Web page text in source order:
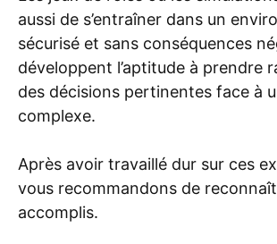
aussi de s’entraîner dans un
sécurisé et sans conséquences
développent l’aptitude à prendre
des décisions pertinentes face à
complexe.
Après avoir travaillé dur sur ces
vous recommandons de
accomplis.